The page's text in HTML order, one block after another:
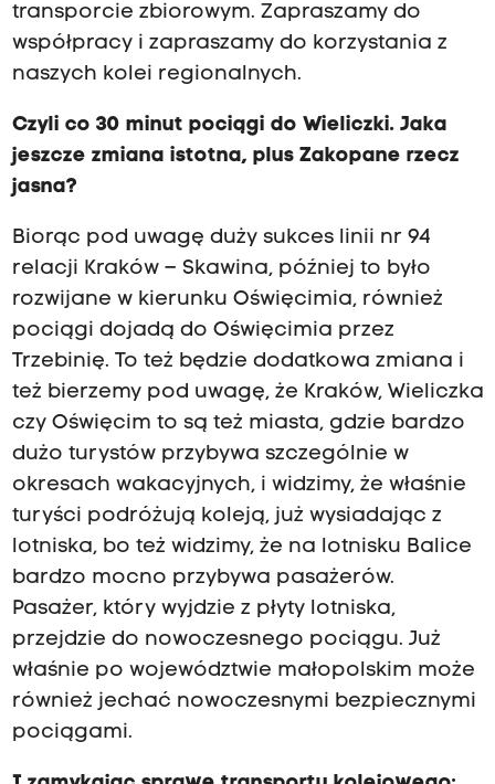
transporcie zbiorowym. Zapraszamy do
współpracy i zapraszamy do korzystania z
naszych kolei regionalnych.
Czyli co 30 minut pociągi do Wieliczki. Jaka
jeszcze zmiana istotna, plus Zakopane rzecz
jasna?
Biorąc pod uwagę duży sukces linii nr 94
relacji Kraków – Skawina, później to było
rozwijane w kierunku Oświęcimia, również
pociągi dojadą do Oświęcimia przez
Trzebinię. To też będzie dodatkowa zmiana i
też bierzemy pod uwagę, że Kraków, Wieliczka
czy Oświęcim to są też miasta, gdzie bardzo
dużo turystów przybywa szczególnie w
okresach wakacyjnych, i widzimy, że właśnie
turyści podróżują koleją, już wysiadając z
lotniska, bo też widzimy, że na lotnisku Balice
bardzo mocno przybywa pasażerów.
Pasażer, który wyjdzie z płyty lotniska,
przejdzie do nowoczesnego pociągu. Już
właśnie po województwie małopolskim może
również jechać nowoczesnymi bezpiecznymi
pociągami.